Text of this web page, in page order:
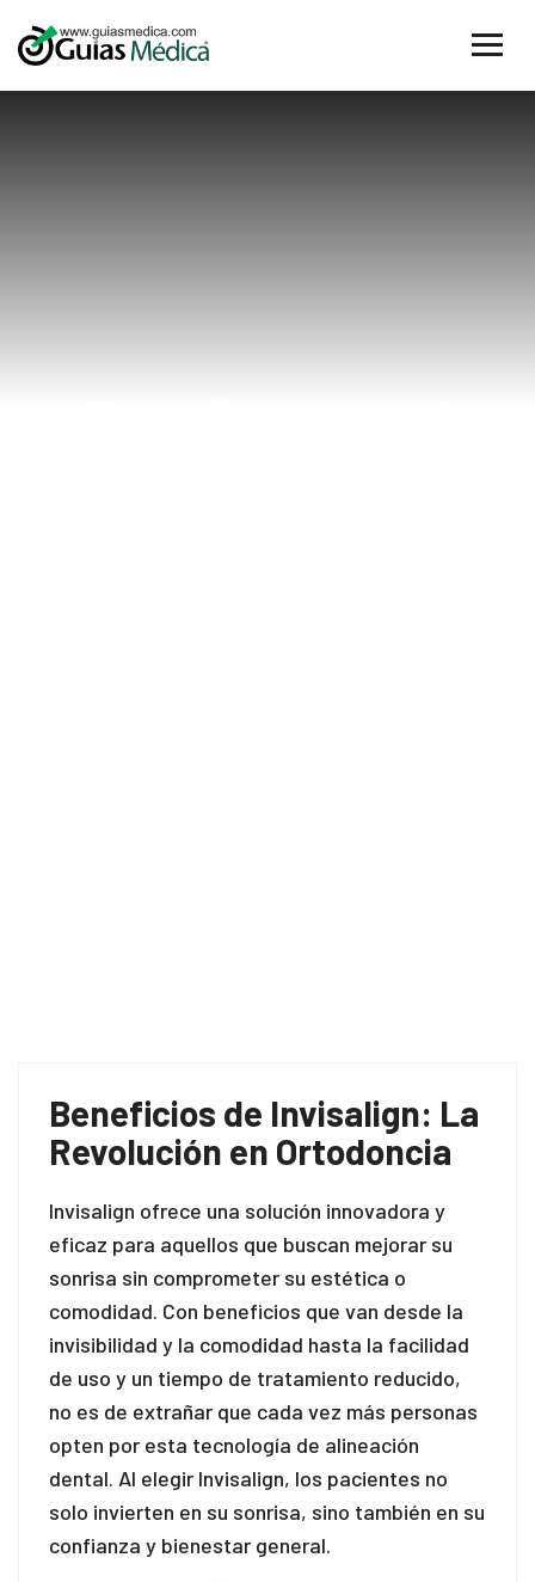
Beneficios de Invisalign: La
Revolución en Ortodoncia
Invisalign ofrece una solución innovadora y
eficaz para aquellos que buscan mejorar su
sonrisa sin comprometer su estética o
comodidad. Con beneficios que van desde la
invisibilidad y la comodidad hasta la facilidad
de uso y un tiempo de tratamiento reducido,
no es de extrañar que cada vez más personas
opten por esta tecnología de alineación
dental. Al elegir Invisalign, los pacientes no
solo invierten en su sonrisa, sino también en su
confianza y bienestar general.